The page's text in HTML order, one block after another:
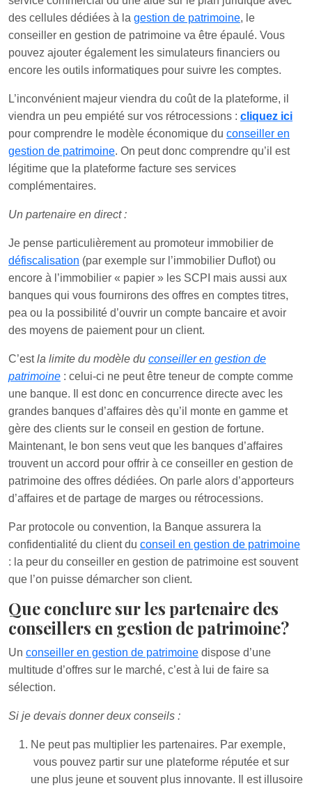
des cellules dédiées à la gestion de patrimoine, le
conseiller en gestion de patrimoine va être épaulé. Vous
pouvez ajouter également les simulateurs financiers ou
encore les outils informatiques pour suivre les comptes.
L’inconvénient majeur viendra du coût de la plateforme, il
viendra un peu empiété sur vos rétrocessions : cliquez ici
pour comprendre le modèle économique du conseiller en
gestion de patrimoine. On peut donc comprendre qu’il est
légitime que la plateforme facture ses services
complémentaires.
Un partenaire en direct :
Je pense particulièrement au promoteur immobilier de
défiscalisation (par exemple sur l’immobilier Duflot) ou
encore à l’immobilier « papier » les SCPI mais aussi aux
banques qui vous fournirons des offres en comptes titres,
pea ou la possibilité d’ouvrir un compte bancaire et avoir
des moyens de paiement pour un client.
C’estla limite du modèle du conseiller en gestion de
patrimoine : celui-ci ne peut être teneur de compte comme
une banque. Il est donc en concurrence directe avec les
grandes banques d’affaires dès qu’il monte en gamme et
gère des clients sur le conseil en gestion de fortune.
Maintenant, le bon sens veut que les banques d’affaires
trouvent un accord pour offrir à ce conseiller en gestion de
patrimoine des offres dédiées. On parle alors d’apporteurs
d’affaires et de partage de marges ou rétrocessions.
Par protocole ou convention, la Banque assurera la
confidentialité du client du conseil en gestion de patrimoine
: la peur du conseiller en gestion de patrimoine est souvent
que l’on puisse démarcher son client.
Que conclure sur les partenaire des
conseillers en gestion de patrimoine?
Un conseiller en gestion de patrimoine dispose d’une
multitude d’offres sur le marché, c’est à lui de faire sa
sélection.
Si je devais donner deux conseils :
Ne peut pas multiplier les partenaires. Par exemple,
vous pouvez partir sur une plateforme réputée et sur
une plus jeune et souvent plus innovante. Il est illusoire